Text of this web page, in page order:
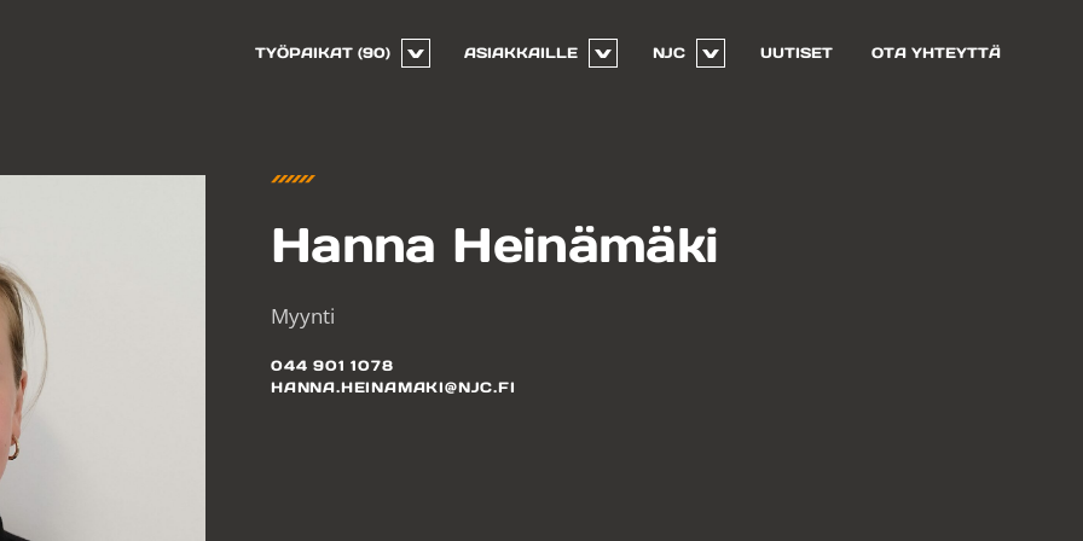
TYÖPAIKAT(90) ASIAKKAILLE NJC UUTISET OTA YHTEYTTÄ
Hanna Heinämäki
Myynti
044 901 1078
HANNA.HEINAMAKI@NJC.FI